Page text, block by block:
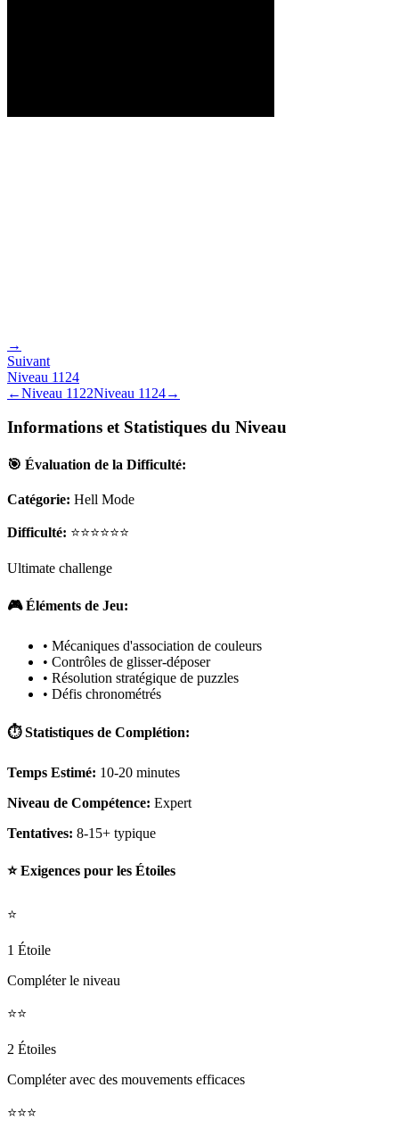
→
Suivant
Niveau 1124
←Niveau 1122Niveau 1124→
Informations et Statistiques du Niveau
🎯 Évaluation de la Difficulté:
Catégorie: Hell Mode
Difficulté: ⭐⭐⭐⭐⭐⭐
Ultimate challenge
🎮 Éléments de Jeu:
• Mécaniques d'association de couleurs
• Contrôles de glisser-déposer
• Résolution stratégique de puzzles
• Défis chronométrés
⏱️ Statistiques de Complétion:
Temps Estimé: 10-20 minutes
Niveau de Compétence: Expert
Tentatives: 8-15+ typique
⭐ Exigences pour les Étoiles
⭐
1 Étoile
Compléter le niveau
⭐⭐
2 Étoiles
Compléter avec des mouvements efficaces
⭐⭐⭐